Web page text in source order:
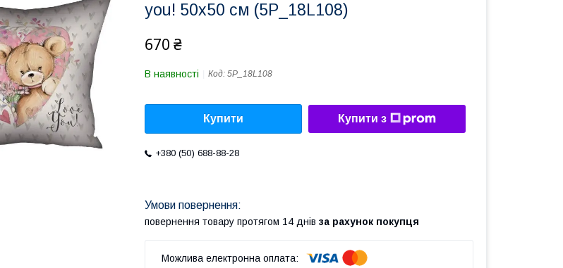
you! 50x50 см (5P_18L108)
670 ₴
В наявності Код: 5P_18L108
Купити Купити з
+380 (50) 688-88-28
повернення товару протягом 14 днів за рахунок покупця